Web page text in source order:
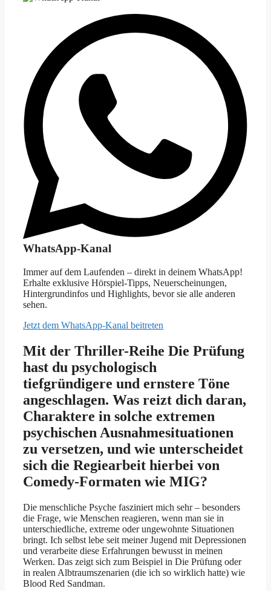
WhatsApp-Kanal
Immer auf dem Laufenden – direkt in deinem WhatsApp!
Erhalte exklusive Hörspiel-Tipps, Neuerscheinungen,
Hintergrundinfos und Highlights, bevor sie alle anderen
sehen.
Jetzt dem WhatsApp-Kanal beitreten
Mit der Thriller-Reihe Die Prüfung
hast du psychologisch
tiefgründigere und ernstere Töne
angeschlagen. Was reizt dich daran,
Charaktere in solche extremen
psychischen Ausnahmesituationen
zu versetzen, und wie unterscheidet
sich die Regiearbeit hierbei von
Comedy-Formaten wie MIG?
Die menschliche Psyche fasziniert mich sehr – besonders
die Frage, wie Menschen reagieren, wenn man sie in
unterschiedliche, extreme oder ungewohnte Situationen
bringt. Ich selbst lebe seit meiner Jugend mit Depressionen
und verarbeite diese Erfahrungen bewusst in meinen
Werken. Das zeigt sich zum Beispiel in Die Prüfung oder
in realen Albtraumszenarien (die ich so wirklich hatte) wie
Blood Red Sandman.